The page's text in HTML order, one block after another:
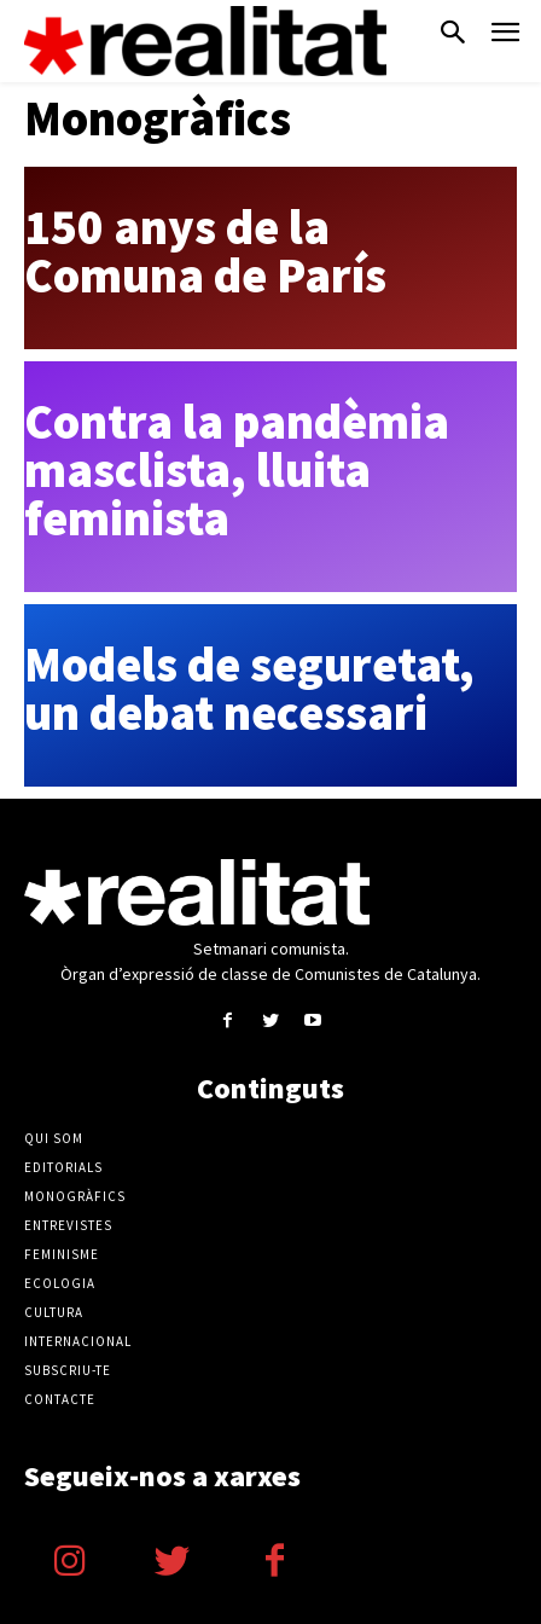
Monogràfics
150 anys de la
Comuna de París
Contra la pandèmia
masclista, lluita
feminista
Models de seguretat,
un debat necessari
Setmanari comunista.
Òrgan d’expressió de classe de Comunistes de Catalunya.
Continguts
QUI SOM
EDITORIALS
MONOGRÀFICS
ENTREVISTES
FEMINISME
ECOLOGIA
CULTURA
INTERNACIONAL
SUBSCRIU-TE
CONTACTE
Segueix-nos a xarxes